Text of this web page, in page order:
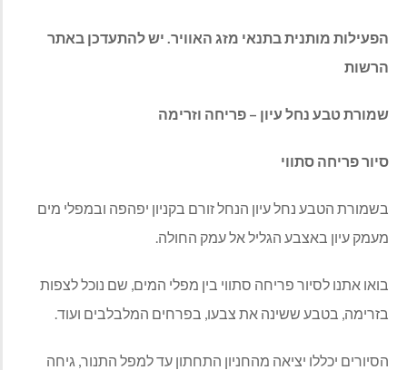
הפעילות מותנית בתנאי מזג האוויר. יש להתעדכן באתר
הרשות
שמורת טבע נחל עיון – פריחה וזרימה
סיור פריחה סתווי
בשמורת הטבע נחל עיון הנחל זורם בקניון יפהפה ובמפלי מים
מעמק עיון באצבע הגליל אל עמק החולה.
בואו אתנו לסיור פריחה סתווי בין מפלי המים, שם נוכל לצפות
בזרימה, בטבע ששינה את צבעו, בפרחים המלבלבים ועוד.
הסיורים יכללו יציאה מהחניון התחתון עד למפל התנור, גיחה